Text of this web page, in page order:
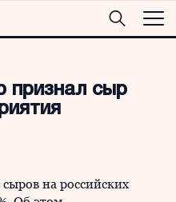
признал сыр
на российских